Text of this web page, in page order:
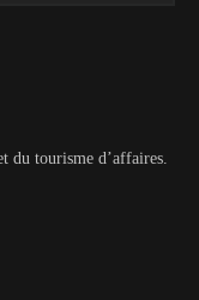
du tourisme d’affaires.